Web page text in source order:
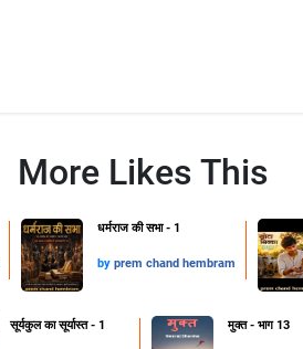
More Likes This
धर्मराज की सभा - 1
by prem chand hembram
सूर्यकुल का सूर्यास्त - 1 मुक्त - भाग 13